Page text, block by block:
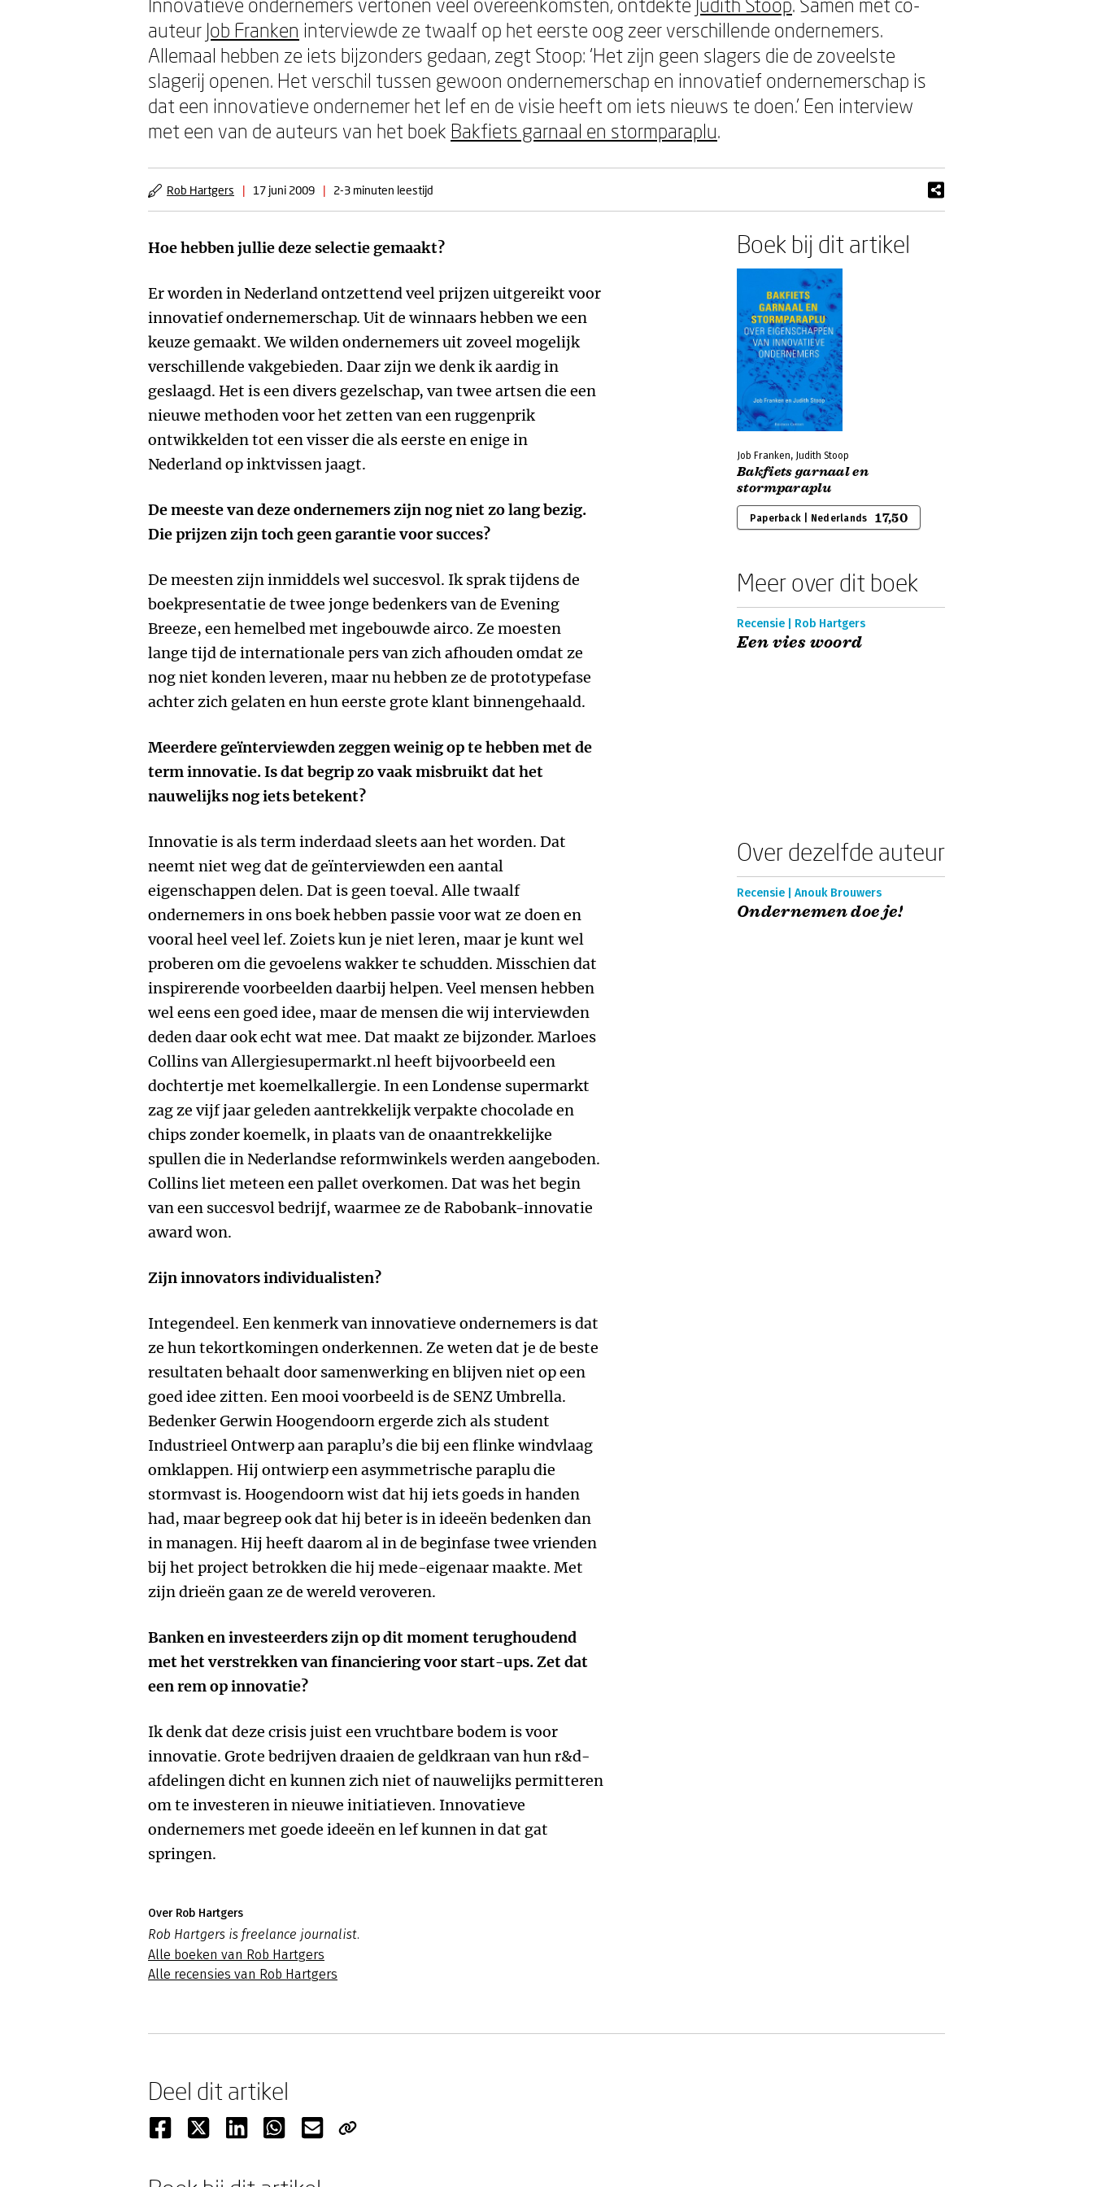
auteur Job Franken interviewde ze twaalf op het eerste oog zeer verschillende ondernemers.
Allemaal hebben ze iets bijzonders gedaan, zegt Stoop: ‘Het zijn geen slagers die de zoveelste
slagerij openen. Het verschil tussen gewoon ondernemerschap en innovatief ondernemerschap is
dat een innovatieve ondernemer het lef en de visie heeft om iets nieuws te doen.’ Een interview
met een van de auteurs van het boek Bakfiets garnaal en stormparaplu.
Rob Hartgers | 17 juni 2009 | 2-3 minuten leestijd
Hoe hebben jullie deze selectie gemaakt?
Er worden in Nederland ontzettend veel prijzen uitgereikt voor
innovatief ondernemerschap. Uit de winnaars hebben we een
keuze gemaakt. We wilden ondernemers uit zoveel mogelijk
verschillende vakgebieden. Daar zijn we denk ik aardig in
geslaagd. Het is een divers gezelschap, van twee artsen die een
nieuwe methoden voor het zetten van een ruggenprik
ontwikkelden tot een visser die als eerste en enige in
Nederland op inktvissen jaagt.
De meeste van deze ondernemers zijn nog niet zo lang bezig.
Die prijzen zijn toch geen garantie voor succes?
De meesten zijn inmiddels wel succesvol. Ik sprak tijdens de
boekpresentatie de twee jonge bedenkers van de Evening
Breeze, een hemelbed met ingebouwde airco. Ze moesten
lange tijd de internationale pers van zich afhouden omdat ze
nog niet konden leveren, maar nu hebben ze de prototypefase
achter zich gelaten en hun eerste grote klant binnengehaald.
Meerdere geïnterviewden zeggen weinig op te hebben met de
term innovatie. Is dat begrip zo vaak misbruikt dat het
nauwelijks nog iets betekent?
Innovatie is als term inderdaad sleets aan het worden. Dat
neemt niet weg dat de geïnterviewden een aantal
eigenschappen delen. Dat is geen toeval. Alle twaalf
ondernemers in ons boek hebben passie voor wat ze doen en
vooral heel veel lef. Zoiets kun je niet leren, maar je kunt wel
proberen om die gevoelens wakker te schudden. Misschien dat
inspirerende voorbeelden daarbij helpen. Veel mensen hebben
wel eens een goed idee, maar de mensen die wij interviewden
deden daar ook echt wat mee. Dat maakt ze bijzonder. Marloes
Collins van Allergiesupermarkt.nl heeft bijvoorbeeld een
dochtertje met koemelkallergie. In een Londense supermarkt
zag ze vijf jaar geleden aantrekkelijk verpakte chocolade en
chips zonder koemelk, in plaats van de onaantrekkelijke
spullen die in Nederlandse reformwinkels werden aangeboden.
Collins liet meteen een pallet overkomen. Dat was het begin
van een succesvol bedrijf, waarmee ze de Rabobank-innovatie
award won.
Zijn innovators individualisten?
Integendeel. Een kenmerk van innovatieve ondernemers is dat
ze hun tekortkomingen onderkennen. Ze weten dat je de beste
resultaten behaalt door samenwerking en blijven niet op een
goed idee zitten. Een mooi voorbeeld is de SENZ Umbrella.
Bedenker Gerwin Hoogendoorn ergerde zich als student
Industrieel Ontwerp aan paraplu’s die bij een flinke windvlaag
omklappen. Hij ontwierp een asymmetrische paraplu die
stormvast is. Hoogendoorn wist dat hij iets goeds in handen
had, maar begreep ook dat hij beter is in ideeën bedenken dan
in managen. Hij heeft daarom al in de beginfase twee vrienden
bij het project betrokken die hij mede-eigenaar maakte. Met
zijn drieën gaan ze de wereld veroveren.
Banken en investeerders zijn op dit moment terughoudend
met het verstrekken van financiering voor start-ups. Zet dat
een rem op innovatie?
Ik denk dat deze crisis juist een vruchtbare bodem is voor
innovatie. Grote bedrijven draaien de geldkraan van hun r&d-
afdelingen dicht en kunnen zich niet of nauwelijks permitteren
om te investeren in nieuwe initiatieven. Innovatieve
ondernemers met goede ideeën en lef kunnen in dat gat
springen.
Over Rob Hartgers
Rob Hartgers is freelance journalist.
Alle boeken van Rob Hartgers
Alle recensies van Rob Hartgers
Boek bij dit artikel
Job Franken, Judith Stoop
Bakfiets garnaal en
stormparaplu
Paperback | Nederlands 17,50
Meer over dit boek
Recensie | Rob Hartgers
Een vies woord
Over dezelfde auteur
Recensie | Anouk Brouwers
Ondernemen doe je!
Deel dit artikel